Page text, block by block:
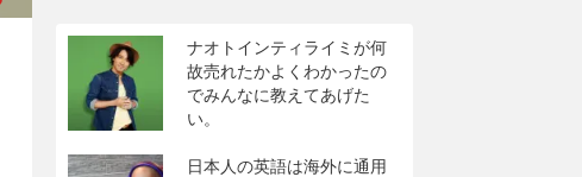
ナオトインティライミが何
故売れたかよくわかったの
でみんなに教えてあげた
い。
日本人の英語は海外に通用